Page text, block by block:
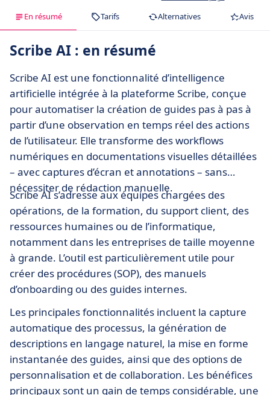
En résumé Tarifs Alternatives Avis
Scribe AI : en résumé
Scribe AI est une fonctionnalité d’intelligence
artificielle intégrée à la plateforme Scribe, conçue
pour automatiser la création de guides pas à pas à
partir d’une observation en temps réel des actions
de l’utilisateur. Elle transforme des workflows
numériques en documentations visuelles détaillées
– avec captures d’écran et annotations – sans
nécessiter de rédaction manuelle.
Scribe AI s’adresse aux équipes chargées des
opérations, de la formation, du support client, des
ressources humaines ou de l’informatique,
notamment dans les entreprises de taille moyenne
à grande. L’outil est particulièrement utile pour
créer des procédures (SOP), des manuels
d’onboarding ou des guides internes.
Les principales fonctionnalités incluent la capture
automatique des processus, la génération de
descriptions en langage naturel, la mise en forme
instantanée des guides, ainsi que des options de
personnalisation et de collaboration. Les bénéfices
principaux sont un gain de temps considérable, une